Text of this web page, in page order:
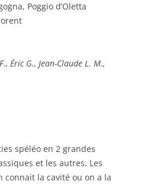
Poggio d’Oletta
Éric G., Jean-Claude L. M.,
spéléo en 2 grandes
et les autres. Les
connait la cavité ou on a la